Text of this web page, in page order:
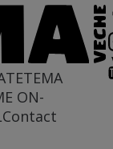
TEMA
ON-
Contact